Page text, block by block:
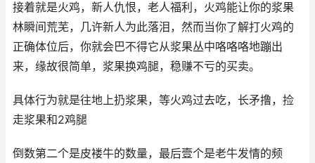
接着就是火鸡，新人仇恨，老人福利，火鸡能让你的浆果
林瞬间荒芜，几许新人为此落泪，然而当你了解打火鸡的
正确体位后，你就会巴不得它从浆果丛中咯咯咯地蹦出
来，缘故很简单，浆果换鸡腿，稳赚不亏的买卖。
具体行为就是往地上扔浆果，等火鸡过去吃，长矛撸，捡
走浆果和2鸡腿
倒数第二个是皮褛牛的数量，最后壹个是老牛发情的频